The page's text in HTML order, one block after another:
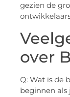
gezien de
over
Q: Wat is de
beginnen als